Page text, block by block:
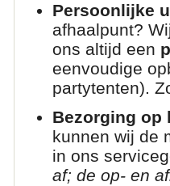
Persoonlijke
afhaalpunt?
ons altijd een
eenvoudige
partytenten).
Bezorging op
kunnen wij de
in ons
af; de op- en